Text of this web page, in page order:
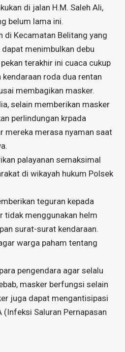
di jalan H.M. Saleh Ali,
belum lama ini.
di Kecamatan Belitang yang
menimbulkan debu
terakhir ini cuaca cukup
roda dua rentan
membagikan masker.
selain memberikan masker
perlindungan krpada
mereka merasa nyaman saat
palayanan semaksimal
di wikayah hukum Polsek
teguran kepada
tidak menggunakan helm
surat-surat kendaraan.
warga paham tentang
pengendara agar selalu
masker berfungsi selain
juga dapat mengantisipasi
(Infeksi Saluran Pernapasan